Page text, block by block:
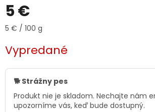
5 €
Jednotková
5 € / 100 g
Vypredané
🐕 Strážny pes
Produkt nie je skladom. Nechajte nám
upozorníme vás, keď bude dostupný.